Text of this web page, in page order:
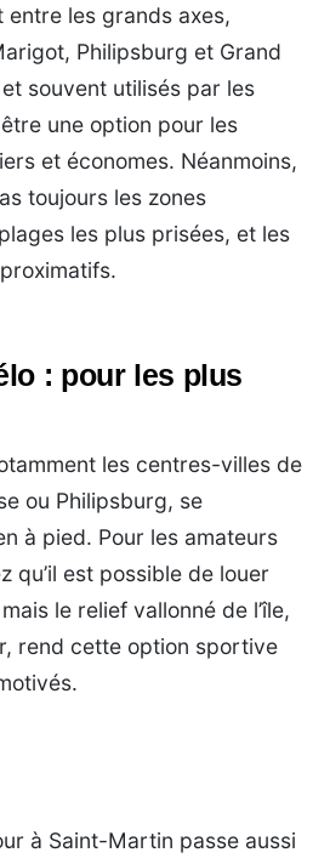
entre les grands axes,
Philipsburg et Grand
souvent utilisés par les
une option pour les
et économes. Néanmoins,
toujours les zones
les plus prisées, et les
: pour les plus
les centres-villes de
ou Philipsburg, se
à pied. Pour les amateurs
qu’il est possible de louer
mais le relief vallonné de l’île,
rend cette option sportive
à Saint-Martin passe aussi